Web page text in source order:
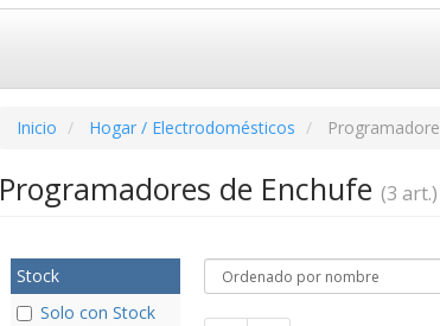
Inicio Hogar / Electrodomésticos
Programadores de Enchufe (3 art.)
Stock
Solo con Stock